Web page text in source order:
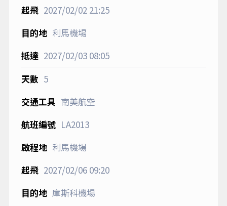
2027/02/0221:25
利馬機場
2027/02/0308:05
5
南美航空
LA2013
利馬機場
2027/02/0609:20
庫斯科機場